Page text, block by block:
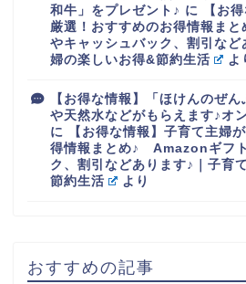
和牛」をプレゼント♪ に
【お
厳選！おすすめのお得情報ま
やキャッシュバック、割引など
婦の楽しいお得&節約生活
よ
【お得な情報】「ほけんのぜ
や天然水などがもらえます♪オ
に
【お得な情報】子育て主婦
得情報まとめ♪ Amazonギフ
ク、割引などあります♪｜子育
節約生活
より
おすすめの記事